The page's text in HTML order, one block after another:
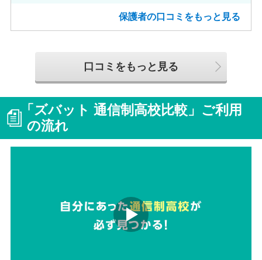
保護者の口コミをもっと見る
口コミをもっと見る
「ズバット 通信制高校比較」ご利用
の流れ